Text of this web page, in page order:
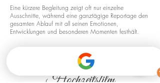
Eine kürzere Begleitung zeigt oft nur einzelne
Ausschnitte, während eine ganztägige Reportage den
gesamten Ablauf mit all seinen Emotionen,
Entwicklungen und besonderen Momenten festhält.
Drohnenaufnahmen für euren